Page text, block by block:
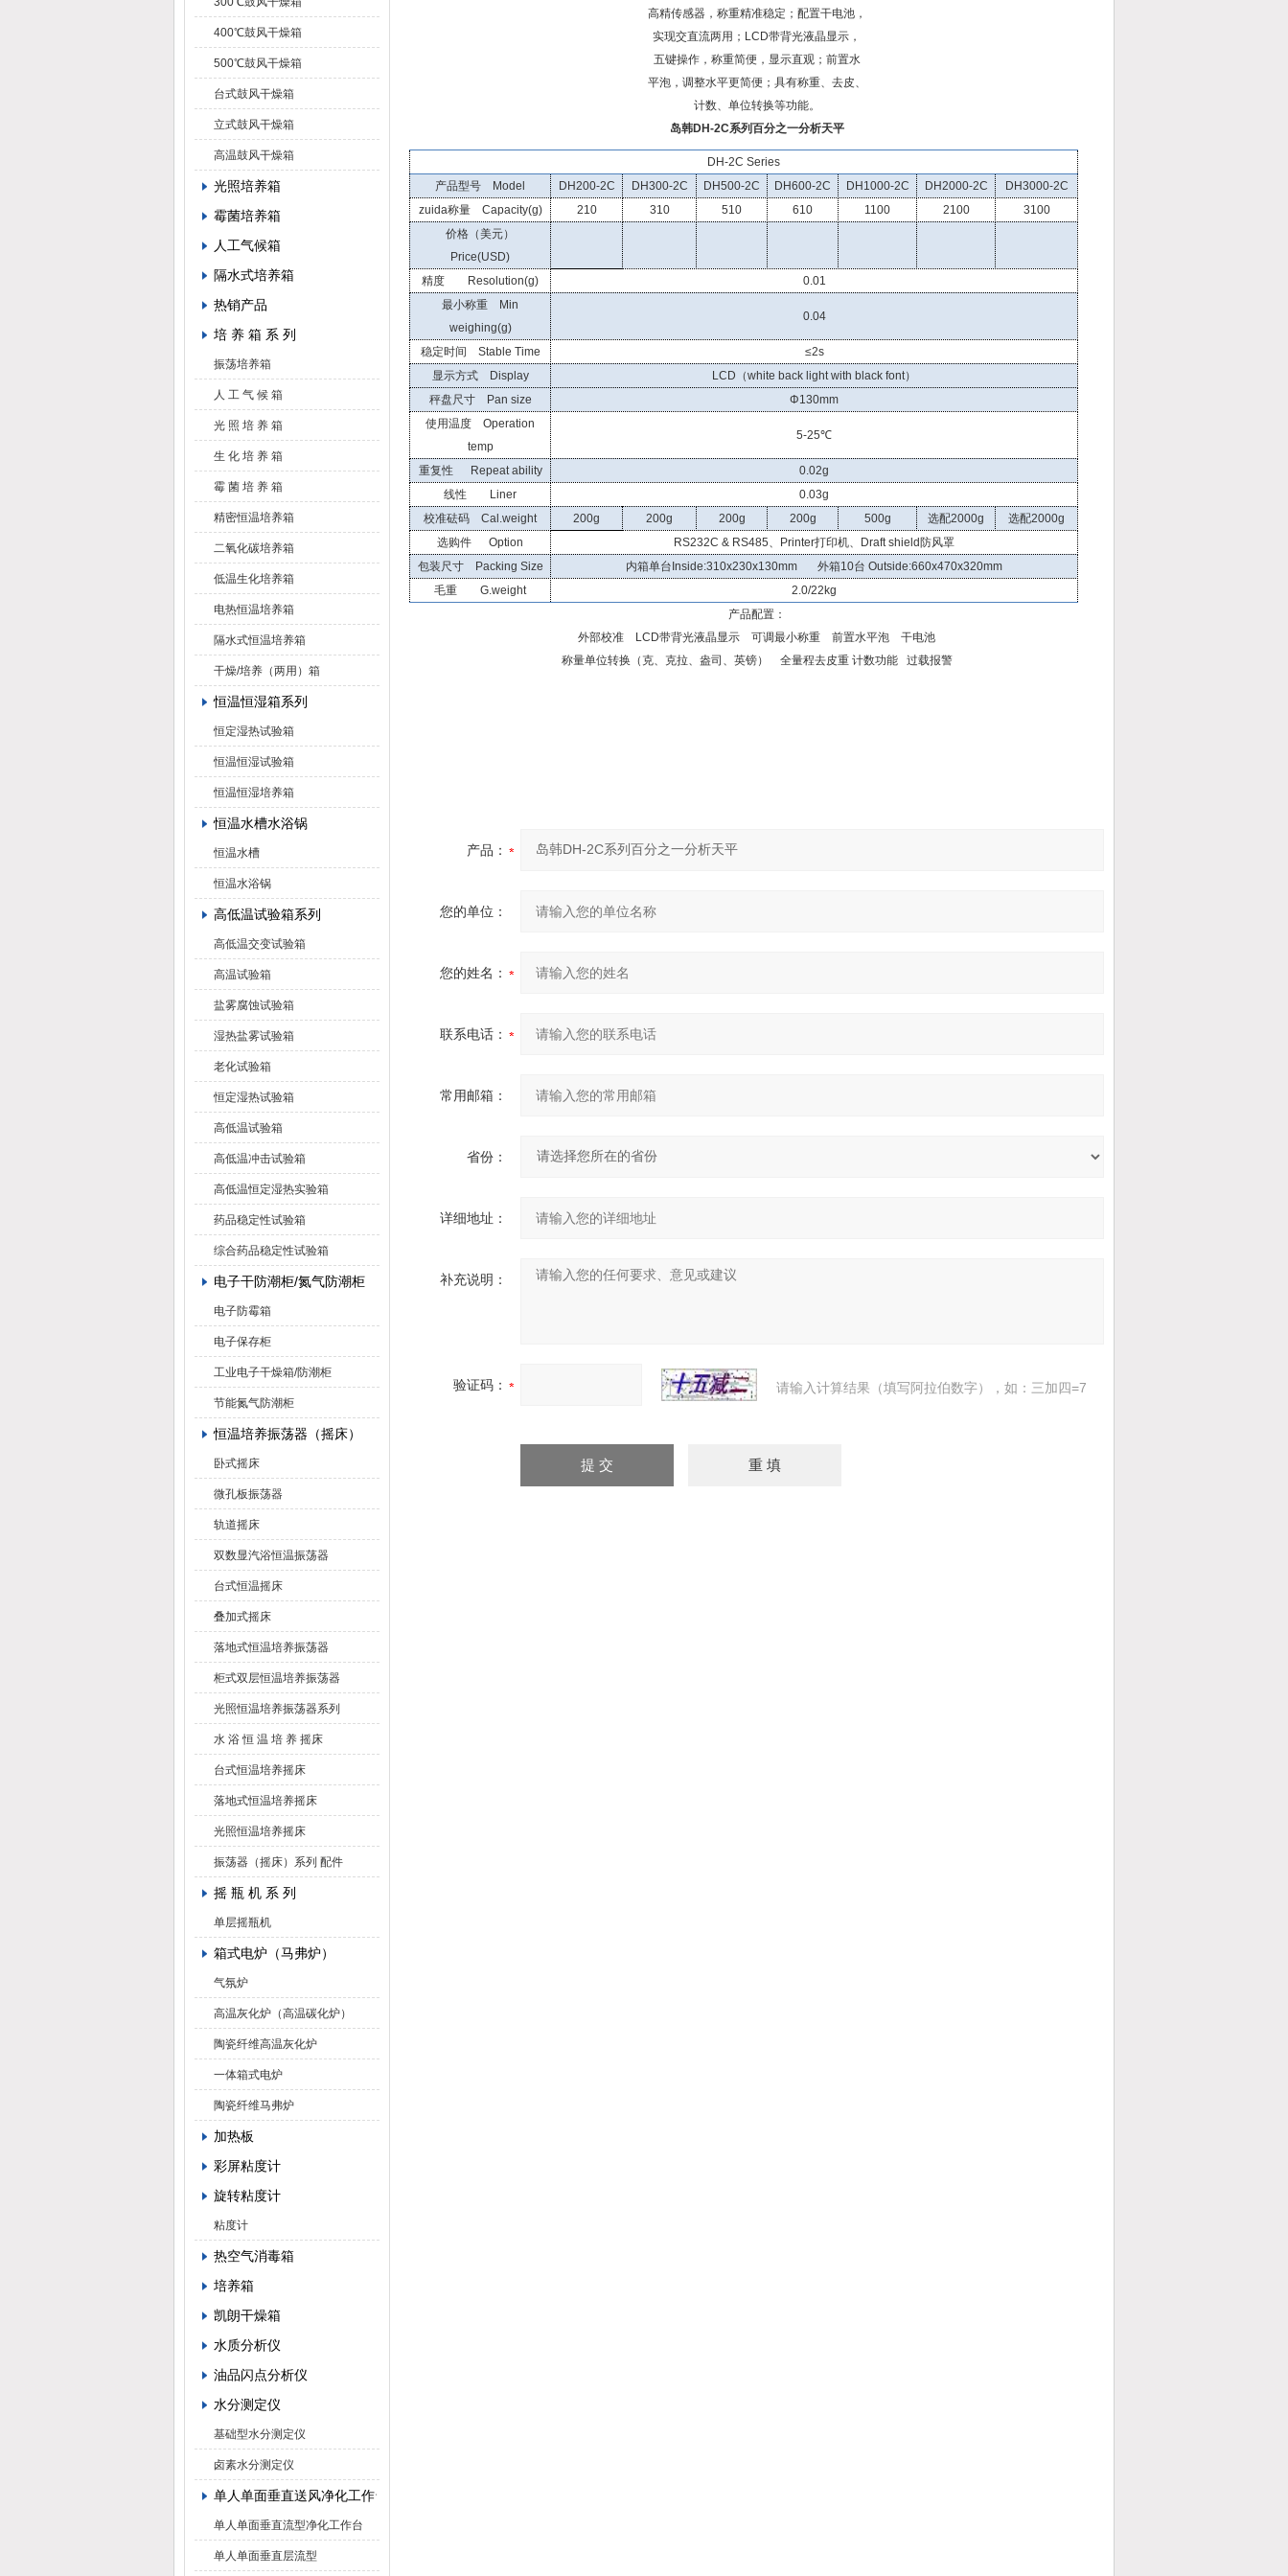
400℃鼓风干燥箱
500℃鼓风干燥箱
台式鼓风干燥箱
立式鼓风干燥箱
高温鼓风干燥箱
光照培养箱
霉菌培养箱
人工气候箱
隔水式培养箱
热销产品
培 养 箱 系 列
振荡培养箱
人 工 气 候 箱
光 照 培 养 箱
生 化 培 养 箱
霉 菌 培 养 箱
精密恒温培养箱
二氧化碳培养箱
低温生化培养箱
电热恒温培养箱
隔水式恒温培养箱
干燥/培养（两用）箱
恒温恒湿箱系列
恒定湿热试验箱
恒温恒湿试验箱
恒温恒湿培养箱
恒温水槽水浴锅
恒温水槽
恒温水浴锅
高低温试验箱系列
高低温交变试验箱
高温试验箱
盐雾腐蚀试验箱
湿热盐雾试验箱
老化试验箱
恒定湿热试验箱
高低温试验箱
高低温冲击试验箱
高低温恒定湿热实验箱
药品稳定性试验箱
综合药品稳定性试验箱
电子干防潮柜/氮气防潮柜
电子防霉箱
电子保存柜
工业电子干燥箱/防潮柜
节能氮气防潮柜
恒温培养振荡器（摇床）
卧式摇床
微孔板振荡器
轨道摇床
双数显汽浴恒温振荡器
台式恒温摇床
叠加式摇床
落地式恒温培养振荡器
柜式双层恒温培养振荡器
光照恒温培养振荡器系列
水 浴 恒 温 培 养 摇床
台式恒温培养摇床
落地式恒温培养摇床
光照恒温培养摇床
振荡器（摇床）系列 配件
摇 瓶 机 系 列
单层摇瓶机
箱式电炉（马弗炉）
气氛炉
高温灰化炉（高温碳化炉）
陶瓷纤维高温灰化炉
一体箱式电炉
陶瓷纤维马弗炉
加热板
彩屏粘度计
旋转粘度计
粘度计
热空气消毒箱
培养箱
凯朗干燥箱
水质分析仪
油品闪点分析仪
水分测定仪
基础型水分测定仪
卤素水分测定仪
单人单面垂直送风净化工作台
单人单面垂直流型净化工作台
单人单面垂直层流型
高精传感器，称重精准稳定；配置干电池，
实现交直流两用；LCD带背光液晶显示，
五键操作，称重简便，显示直观；前置水
平泡，调整水平更简便；具有称重、去皮、
计数、单位转换等功能。
岛韩DH-2C系列百分之一分析天平
DH-2C Series
产品型号 Model
DH200-2C DH300-2C DH500-2C DH600-2C DH1000-2C DH2000-2C
DH3000-2C
zuida称量 Capacity(g)
210 310 510 610 1100 2100
3100
价格（美元）
Price(USD)
精度 Resolution(g)
0.01
最小称重 Min
weighing(g)
0.04
稳定时间 Stable Time
≤2s
显示方式 Display
LCD（white back light with black font）
秤盘尺寸 Pan size
Φ130mm
使用温度 Operation
temp
5-25℃
重复性 Repeat ability
0.02g
线性 Liner
0.03g
校准砝码 Cal.weight
200g 200g 200g 200g 500g 选配2000g
选配2000g
选购件 Option
RS232C & RS485、Printer打印机、Draft shield防风罩
包装尺寸 Packing Size
内箱单台Inside:310x230x130mm 外箱10台 Outside:660x470x320mm
毛重 G.weight
2.0/22kg
产品配置：
外部校准 LCD带背光液晶显示 可调最小称重 前置水平泡 干电池
称量单位转换（克、克拉、盎司、英镑） 全量程去皮重 计数功能 过载报警
产品：
您的单位：
您的姓名：
联系电话：
常用邮箱：
省份：
详细地址：
补充说明：
验证码： 请输入计算结果（填写阿拉伯数字），如：三加四=7